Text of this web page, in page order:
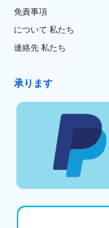
免責事項
について 私たち
連絡先 私たち
承ります